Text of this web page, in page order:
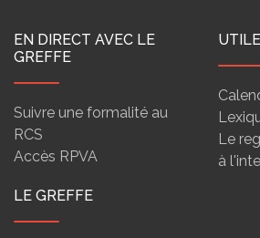
EN DIRECT AVEC LE
GREFFE
Suivre une formalité au
RCS
Accès RPVA
UTILE
Le
à
LE GREFFE